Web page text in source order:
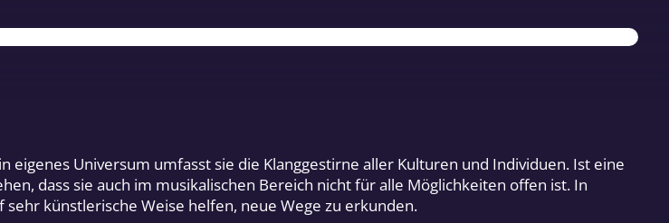
Universum umfasst sie die Klanggestirne aller Kulturen und Individuen. Ist eine
dass sie auch im musikalischen Bereich nicht für alle Möglichkeiten offen ist. In
künstlerische Weise helfen, neue Wege zu erkunden.